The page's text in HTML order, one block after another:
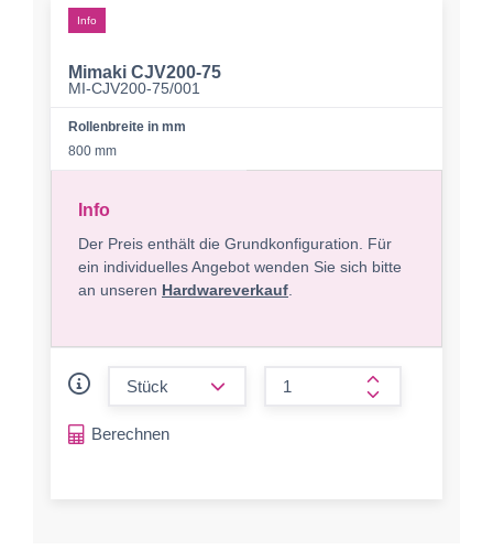
Info
Mimaki CJV200-75
MI-CJV200-75/001
Rollenbreite in mm
800 mm
Info
Der Preis enthält die Grundkonfiguration. Für
ein individuelles Angebot wenden Sie sich bitte
an unseren Hardwareverkauf
form.increase-
Berechnen